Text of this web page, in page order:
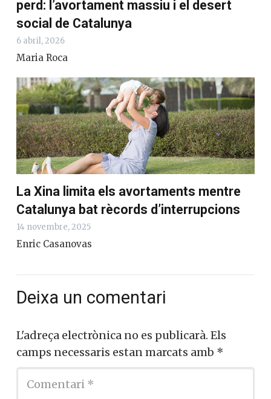
perd: l’avortament massiu i el desert
social de Catalunya
6 abril, 2026
Maria Roca
La Xina limita els avortaments mentre
Catalunya bat rècords d’interrupcions
14 novembre, 2025
Enric Casanovas
Deixa un comentari
L'adreça electrònica no es publicarà. Els
camps necessaris estan marcats amb *